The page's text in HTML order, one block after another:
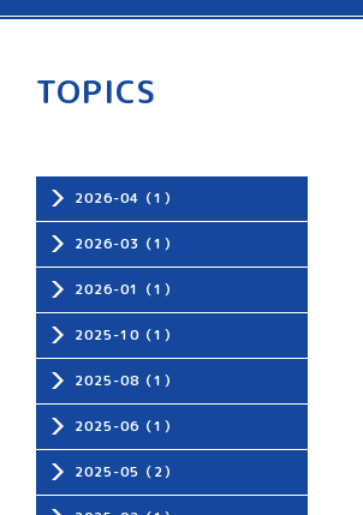
2026-04（1）
2026-03（1）
2026-01（1）
2025-10（1）
2025-08（1）
2025-06（1）
2025-05（2）
TOPICS